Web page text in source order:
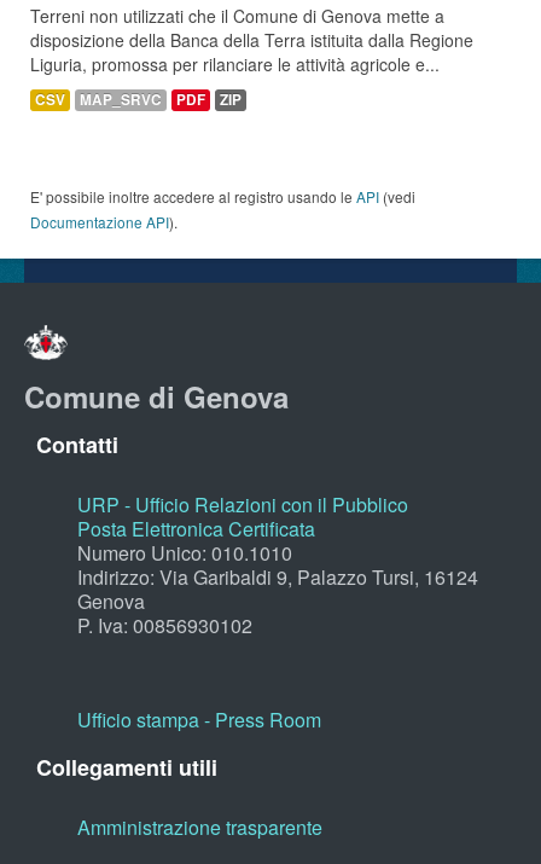
Terreni non utilizzati che il Comune di Genova mette a
disposizione della Banca della Terra istituita dalla Regione
Liguria, promossa per rilanciare le attività agricole e...
CSV MAP_SRVC PDF ZIP
E' possibile inoltre accedere al registro usando le API (vedi
Documentazione API).
Comune di Genova
Contatti
URP - Ufficio Relazioni con il Pubblico
Posta Elettronica Certificata
Numero Unico: 010.1010
Indirizzo: Via Garibaldi 9, Palazzo Tursi, 16124
Genova
P. Iva: 00856930102
Ufficio stampa - Press Room
Collegamenti utili
Amministrazione trasparente